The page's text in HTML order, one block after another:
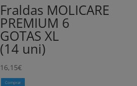
Fraldas MOLICARE
PREMIUM 6
GOTAS XL
(14 uni)
16,15€
Comprar